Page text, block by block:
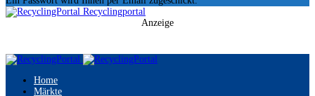
Recyclingportal
Anzeige
Home
Märkte